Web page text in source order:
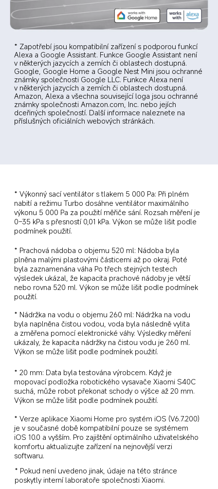
* Zapotřebí jsou kompatibilní zařízení s podporou funkcí
Alexa a Google Assistant. Funkce Google Assistant není
v některých jazycích a zemích či oblastech dostupná.
Google, Google Home a Google Nest Mini jsou ochranné
známky společnosti Google LLC. Funkce Alexa není
v některých jazycích a zemích či oblastech dostupná.
Amazon, Alexa a všechna související loga jsou ochranné
známky společnosti Amazon.com, Inc. nebo jejích
dceřiných společností. Další informace naleznete na
příslušných oficiálních webových stránkách.
* Výkonný sací ventilátor s tlakem 5 000 Pa: Při plném
nabití a režimu Turbo dosáhne ventilátor maximálního
výkonu 5 000 Pa za použití měřiče sání. Rozsah měření je
0–35 kPa s přesností 0,01 kPa. Výkon se může lišit podle
podmínek použití.
* Prachová nádoba o objemu 520 ml: Nádoba byla
plněna malými plastovými částicemi až po okraj. Poté
byla zaznamenána váha Po třech stejných testech
výsledek ukázal, že kapacita prachové nádoby je větší
nebo rovna 520 ml. Výkon se může lišit podle podmínek
použití.
* Nádržka na vodu o objemu 260 ml: Nádržka na vodu
byla naplněna čistou vodou, voda byla následně vylita
a změřena pomocí elektronické váhy. Výsledky měření
ukázaly, že kapacita nádržky na čistou vodu je 260 ml.
Výkon se může lišit podle podmínek použití.
* 20 mm: Data byla testována výrobcem. Když je
mopovací podložka robotického vysavače Xiaomi S40C
suchá, může robot překonat schody o výšce až 20 mm.
Výkon se může lišit podle podmínek použití.
* Verze aplikace Xiaomi Home pro systém iOS (V6.7.200)
je v současné době kompatibilní pouze se systémem
iOS 10.0 a vyšším. Pro zajištění optimálního uživatelského
komfortu aktualizujte zařízení na nejnovější verzi
softwaru.
* Pokud není uvedeno jinak, údaje na této stránce
poskytly interní laboratoře společnosti Xiaomi.